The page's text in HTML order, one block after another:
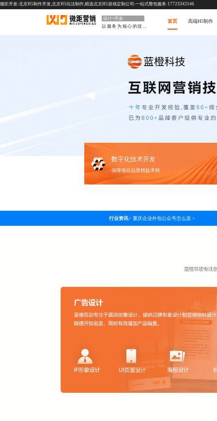
微距开发-北京H5制作开发,北京H5玩法制作,精选北京H5游戏定制公司-一站式整包服务:17723342546
设计+开发
首页 高端H5制作
数字化技术开发
保障项目品质精益求精
行业资讯> 重庆企业外包公众号怎么选 >